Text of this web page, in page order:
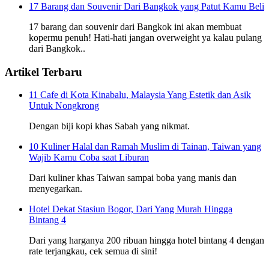
17 Barang dan Souvenir Dari Bangkok yang Patut Kamu Beli
17 barang dan souvenir dari Bangkok ini akan membuat
kopermu penuh! Hati-hati jangan overweight ya kalau pulang
dari Bangkok..
Artikel Terbaru
11 Cafe di Kota Kinabalu, Malaysia Yang Estetik dan Asik
Untuk Nongkrong
Dengan biji kopi khas Sabah yang nikmat.
10 Kuliner Halal dan Ramah Muslim di Tainan, Taiwan yang
Wajib Kamu Coba saat Liburan
Dari kuliner khas Taiwan sampai boba yang manis dan
menyegarkan.
Hotel Dekat Stasiun Bogor, Dari Yang Murah Hingga
Bintang 4
Dari yang harganya 200 ribuan hingga hotel bintang 4 dengan
rate terjangkau, cek semua di sini!